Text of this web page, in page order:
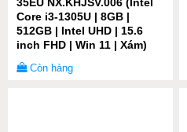
Core i3-1305U | 8GB |
512GB | Intel UHD | 15.6
inch FHD | Win 11 | Xám)
Còn hàng